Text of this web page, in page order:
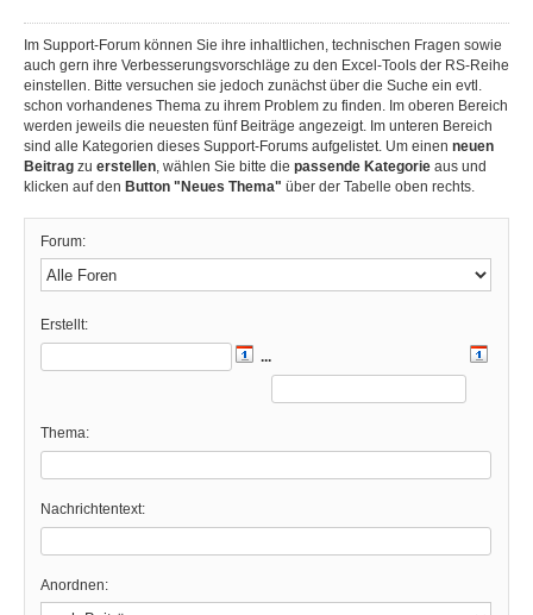
Im Support-Forum können Sie ihre inhaltlichen, technischen Fragen sowie
auch gern ihre Verbesserungsvorschläge zu den Excel-Tools der RS-Reihe
einstellen. Bitte versuchen sie jedoch zunächst über die Suche ein evtl.
schon vorhandenes Thema zu ihrem Problem zu finden. Im oberen Bereich
werden jeweils die neuesten fünf Beiträge angezeigt. Im unteren Bereich
sind alle Kategorien dieses Support-Forums aufgelistet. Um einen neuen
Beitrag zu erstellen, wählen Sie bitte die passende Kategorie aus und
klicken auf den Button "Neues Thema" über der Tabelle oben rechts.
Forum:
Erstellt:
...
Thema:
Nachrichtentext:
Anordnen: